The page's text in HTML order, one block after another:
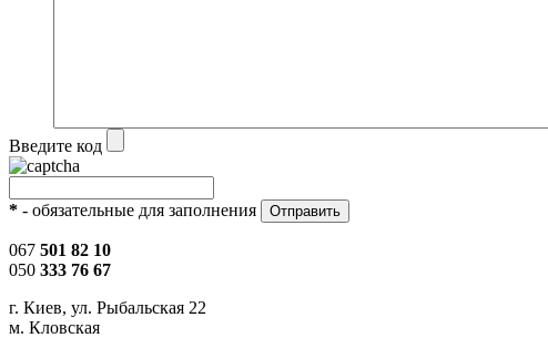
Введите код
* - обязательные для заполнения
067 501 82 10
050 333 76 67
г. Киев, ул. Рыбальская 22
м. Кловская